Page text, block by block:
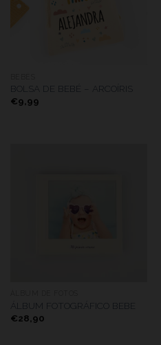
BOLSA DE BEBÉ – ARCOÍRIS
€9,99
ÁLBUM FOTOGRÁFICO BEBE
€28,90